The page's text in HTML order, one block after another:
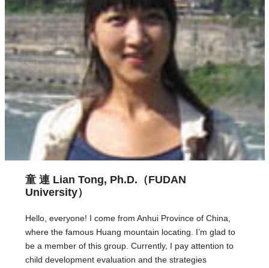
童 連 Lian Tong, Ph.D.（FUDAN
University）
Hello, everyone! I come from Anhui Province of China,
where the famous Huang mountain locating. I’m glad to
be a member of this group. Currently, I pay attention to
child development evaluation and the strategies